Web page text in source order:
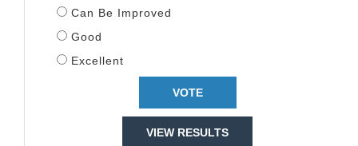
Can Be Improved
Good
Excellent
VIEW RESULTS